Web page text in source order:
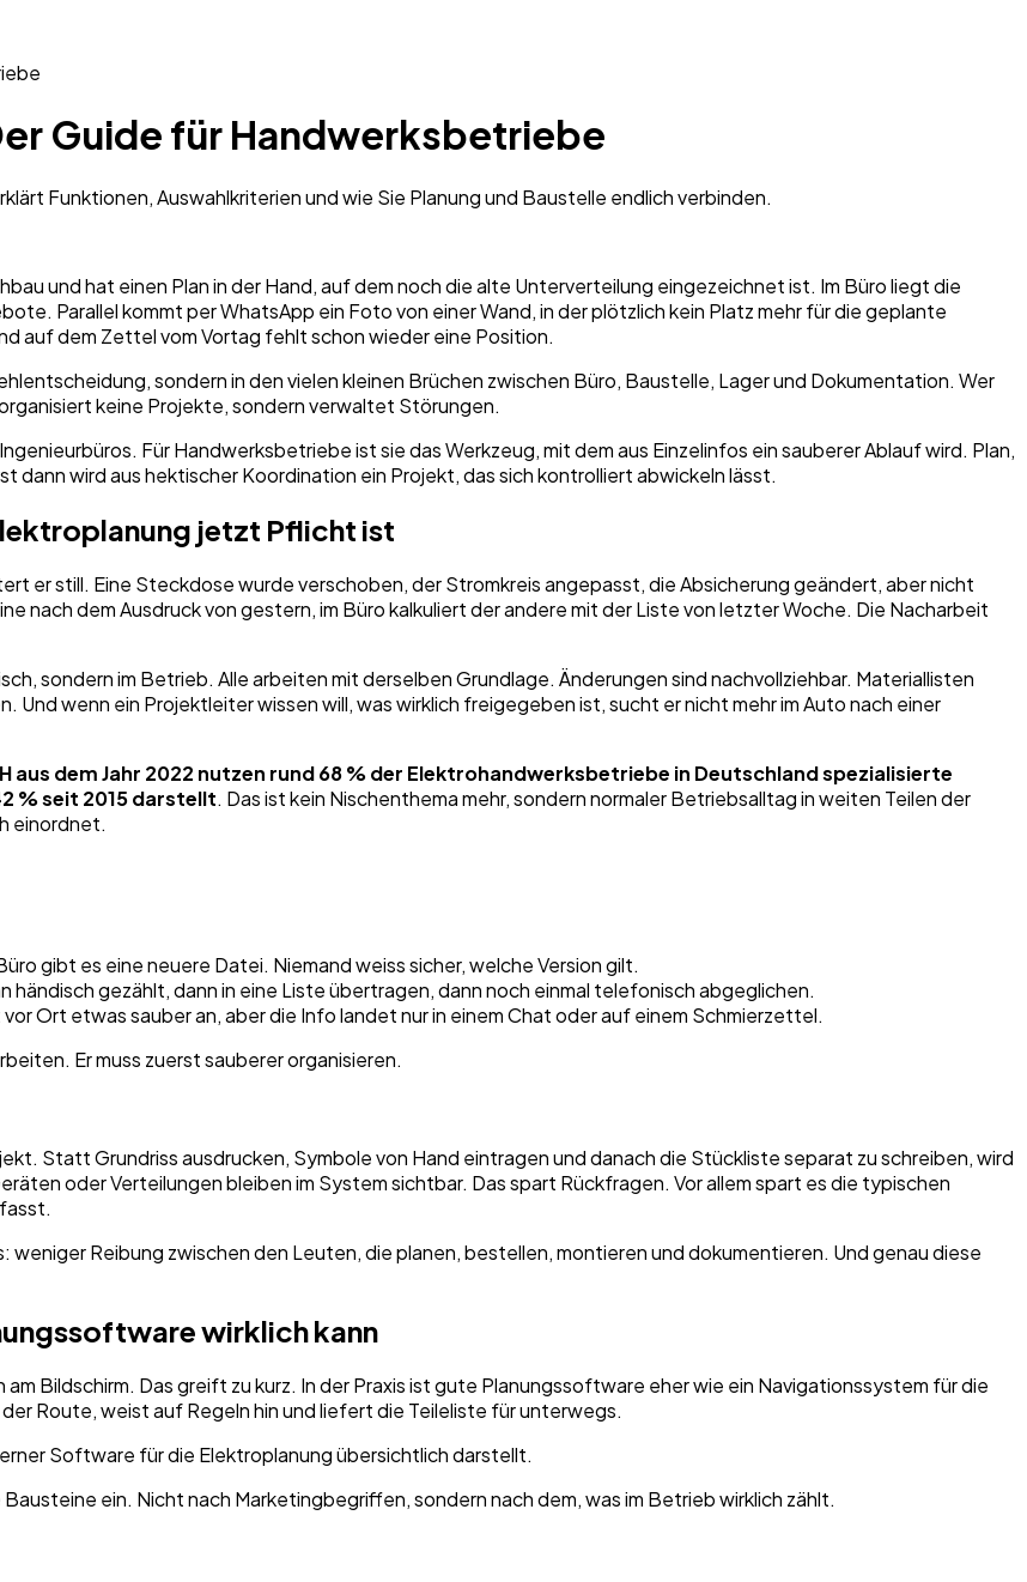
Guide für Handwerksbetriebe
Funktionen, Auswahlkriterien und wie Sie Planung und Baustelle endlich verbinden.
und hat einen Plan in der Hand, auf dem noch die alte Unterverteilung eingezeichnet ist. Im Büro liegt die
Parallel kommt per WhatsApp ein Foto von einer Wand, in der plötzlich kein Platz mehr für die geplante
auf dem Zettel vom Vortag fehlt schon wieder eine Position.
sondern in den vielen kleinen Brüchen zwischen Büro, Baustelle, Lager und Dokumentation. Wer
keine Projekte, sondern verwaltet Störungen.
Für Handwerksbetriebe ist sie das Werkzeug, mit dem aus Einzelinfos ein sauberer Ablauf wird. Plan,
dann wird aus hektischer Koordination ein Projekt, das sich kontrolliert abwickeln lässt.
jetzt Pflicht ist
er still. Eine Steckdose wurde verschoben, der Stromkreis angepasst, die Absicherung geändert, aber nicht
nach dem Ausdruck von gestern, im Büro kalkuliert der andere mit der Liste von letzter Woche. Die Nacharbeit
sondern im Betrieb. Alle arbeiten mit derselben Grundlage. Änderungen sind nachvollziehbar. Materiallisten
wenn ein Projektleiter wissen will, was wirklich freigegeben ist, sucht er nicht mehr im Auto nach einer
aus dem Jahr 2022 nutzen rund 68 % der Elektrohandwerksbetriebe in Deutschland spezialisierte
% seit 2015 darstellt. Das ist kein Nischenthema mehr, sondern normaler Betriebsalltag in weiten Teilen der
einordnet.
gibt es eine neuere Datei. Niemand weiss sicher, welche Version gilt.
händisch gezählt, dann in eine Liste übertragen, dann noch einmal telefonisch abgeglichen.
Ort etwas sauber an, aber die Info landet nur in einem Chat oder auf einem Schmierzettel.
Er muss zuerst sauberer organisieren.
Statt Grundriss ausdrucken, Symbole von Hand eintragen und danach die Stückliste separat zu schreiben, wird
oder Verteilungen bleiben im System sichtbar. Das spart Rückfragen. Vor allem spart es die typischen
weniger Reibung zwischen den Leuten, die planen, bestellen, montieren und dokumentieren. Und genau diese
wirklich kann
Bildschirm. Das greift zu kurz. In der Praxis ist gute Planungssoftware eher wie ein Navigationssystem für die
Route, weist auf Regeln hin und liefert die Teileliste für unterwegs.
ein. Nicht nach Marketingbegriffen, sondern nach dem, was im Betrieb wirklich zählt.